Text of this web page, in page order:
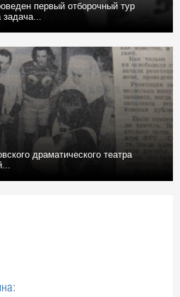
первый отборочный тур
задача...
драматического театра